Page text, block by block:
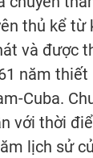
thủ kể từ
và được
năm thiết
Cuba.
với thời
lịch sử